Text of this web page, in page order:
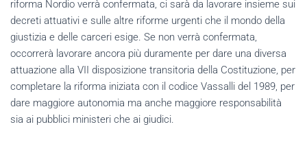
riforma Nordio verrà confermata, ci sarà da lavorare insieme sui
decreti attuativi e sulle altre riforme urgenti che il mondo della
giustizia e delle carceri esige. Se non verrà confermata,
occorrerà lavorare ancora più duramente per dare una diversa
attuazione alla VII disposizione transitoria della Costituzione, per
completare la riforma iniziata con il codice Vassalli del 1989, per
dare maggiore autonomia ma anche maggiore responsabilità
sia ai pubblici ministeri che ai giudici.